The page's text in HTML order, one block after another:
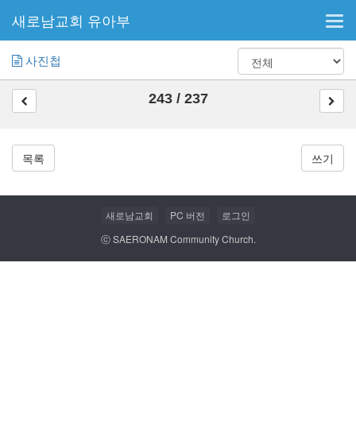
새로남교회 유아부
사진첩
243 / 237
목록 쓰기
새로남교회 PC 버전
로그인
ⓒ SAERONAM Community Church.